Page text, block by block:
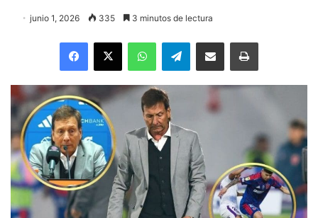
junio 1, 2026 335 3 minutos de lectura
Facebook
X WhatsAppTelegramEnviar vía email Imprimir